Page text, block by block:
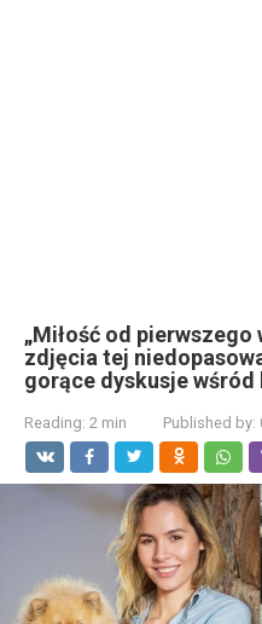
„Miłość od
zdjęcia tej
gorące dyskusje wśród
Reading: 2 min Published by: